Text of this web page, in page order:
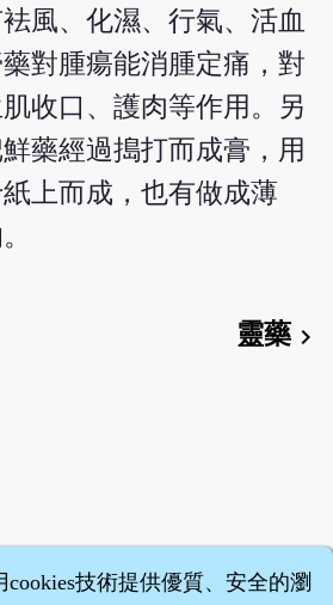
風、化濕、行氣、活血
對腫瘍能消腫定痛，對
收口、護肉等作用。另
藥經過搗打而成膏，用
上而成，也有做成薄
靈藥chevron_right
cookies技術提供優質、安全的瀏